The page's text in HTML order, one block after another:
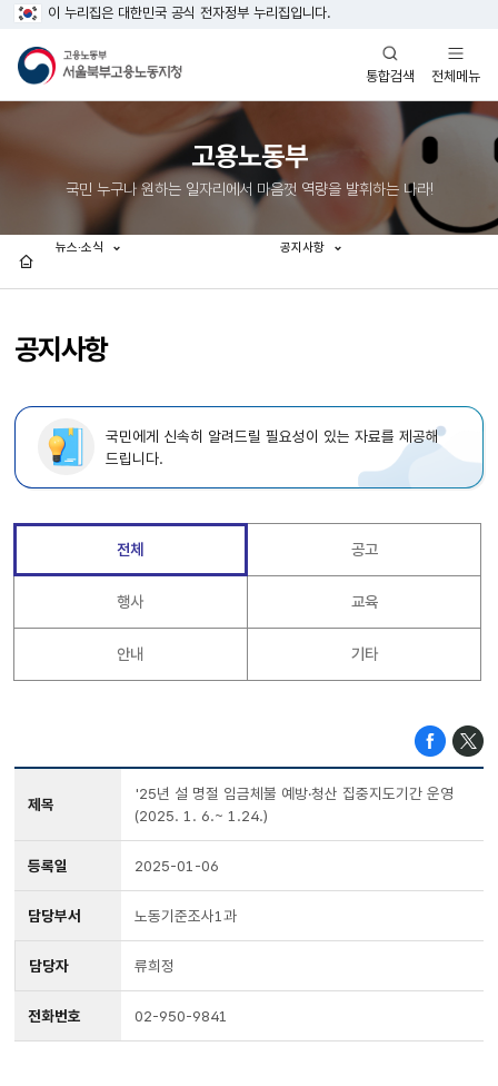
이 누리집은 대한민국 공식 전자정부 누리집입니다.
통합검색
열기
전체메뉴
열기
고용노동부
국민 누구나 원하는 일자리에서 마음껏 역량을 발휘하는 나라!
공지사항
뉴스·소식 공지사항
국민에게 신속히 알려드릴 필요성이 있는 자료를 제공해
드립니다.
전체 공고
행사 교육
안내 기타
제목
'25년 설 명절 임금체불 예방·청산 집중지도기간 운영
(2025. 1. 6.~ 1.24.)
등록일 2025-01-06
담당부서 노동기준조사1과
담당자 류희정
전화번호 02-950-9841